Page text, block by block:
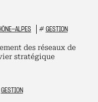
ALPES # GESTION
des réseaux de
stratégique
GESTION